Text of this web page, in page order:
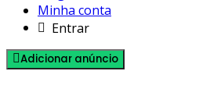
Minha conta
Entrar
Adicionar anúncio